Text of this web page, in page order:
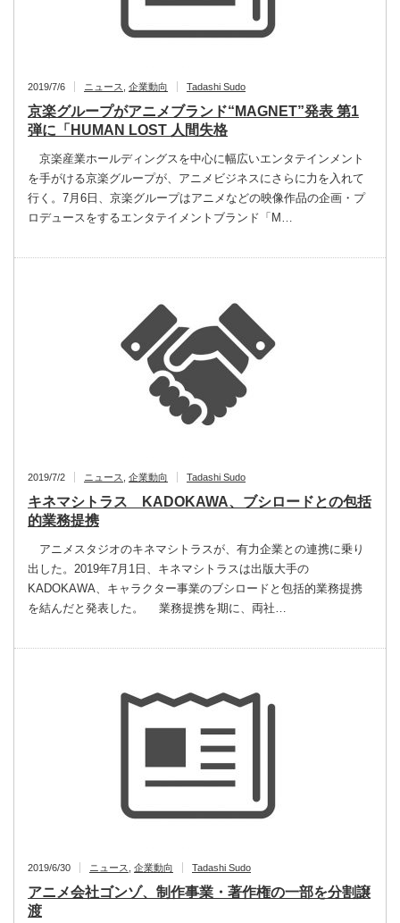
2019/7/6 ニュース 企業動向 Tadashi Sudo
京楽グループがアニメブランド“MAGNET”発表 第1
弾に「HUMAN LOST 人間失格
京楽産業ホールディングスを中心に幅広いエンタテインメント
を手がける京楽グループが、アニメビジネスにさらに力を入れて
行く。7月6日、京楽グループはアニメなどの映像作品の企画・プ
ロデュースをするエンタテイメントブランド「M…
2019/7/2 ニュース 企業動向 Tadashi Sudo
キネマシトラス KADOKAWA、ブシロードとの包括
的業務提携
アニメスタジオのキネマシトラスが、有力企業との連携に乗り
出した。2019年7月1日、キネマシトラスは出版大手の
KADOKAWA、キャラクター事業のブシロードと包括的業務提携
を結んだと発表した。 業務提携を期に、両社…
2019/6/30 ニュース 企業動向 Tadashi Sudo
アニメ会社ゴンゾ、制作事業・著作権の一部を分割譲
渡